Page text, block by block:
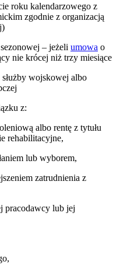
roku kalendarzowego z
zgodnie z organizacją
– jeżeli umowa o
nie krócej niż trzy miesiące
wojskowej albo
z:
albo rentę z tytułu
rehabilitacyjne,
lub wyborem,
zatrudnienia z
pracodawcy lub jej